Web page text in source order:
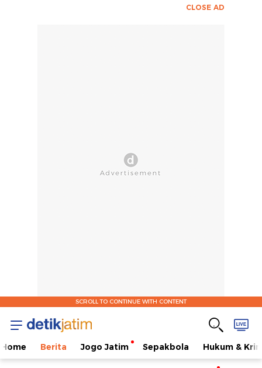
CLOSE AD
SCROLL TO CONTINUE WITH CONTENT
Home Berita Jogo Jatim Sepakbola Hukum &